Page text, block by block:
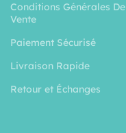
Conditions Générales De
Vente
Paiement Sécurisé
Livraison Rapide
Retour et Échanges